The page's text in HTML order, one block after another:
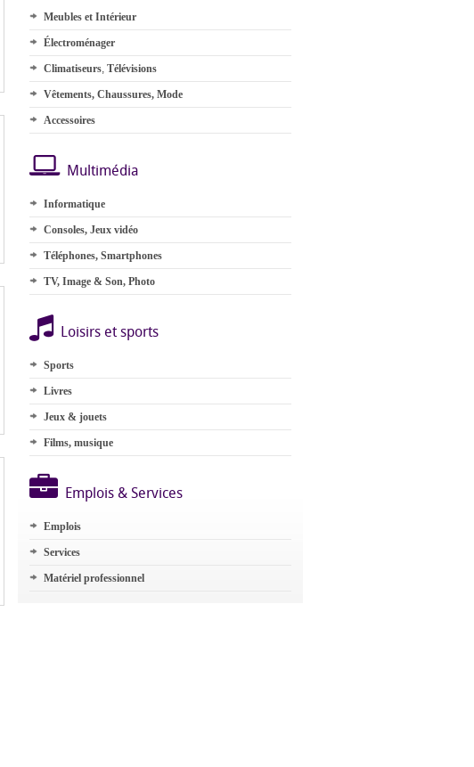
Meubles et Intérieur
Électroménager
Climatiseurs, Télévisions
Vêtements, Chaussures, Mode
Accessoires
Multimédia
Informatique
Consoles, Jeux vidéo
Téléphones, Smartphones
TV, Image & Son, Photo
Loisirs et sports
Sports
Livres
Jeux & jouets
Films, musique
Emplois & Services
Emplois
Services
Matériel professionnel